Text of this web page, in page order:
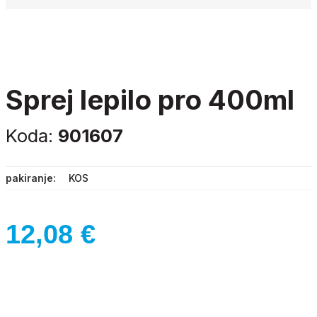
sprej lepilo pro 400ml
Koda: 901607
pakiranje KOS
12,08 €